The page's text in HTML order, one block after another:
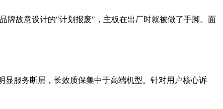
牌故意设计的"计划报废"，主板在出厂时就被做了手脚。面
显服务断层，长效质保集中于高端机型。针对用户核心诉